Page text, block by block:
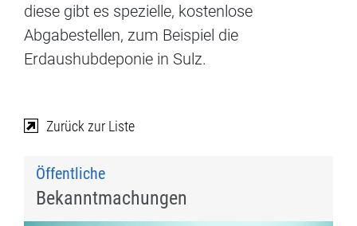
diese gibt es spezielle, kostenlose
Abgabestellen, zum Beispiel die
Erdaushubdeponie in Sulz.
Zurück zur Liste
Öffentliche
Bekanntmachungen